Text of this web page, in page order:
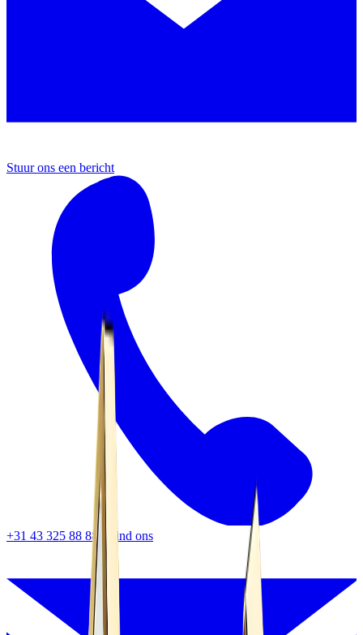
Stuur ons een bericht
+31 43 325 88 88 Vind ons